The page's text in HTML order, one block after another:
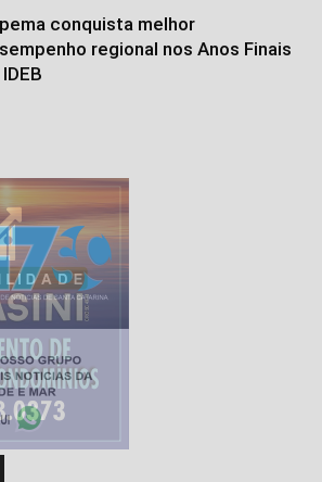
conquista melhor
regional nos Anos Finais